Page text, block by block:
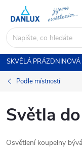
obsah
SKVĚLÁ
Podle místností
Světla
Osvětlení koupelny